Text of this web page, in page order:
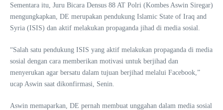
Sementara itu, Juru Bicara Densus 88 AT Polri (Kombes Aswin Siregar)
mengungkapkan, DE merupakan pendukung Islamic State of Iraq and
Syria (ISIS) dan aktif melakukan propaganda jihad di media sosial.
“Salah satu pendukung ISIS yang aktif melakukan propaganda di media
sosial dengan cara memberikan motivasi untuk berjihad dan
menyerukan agar bersatu dalam tujuan berjihad melalui Facebook,”
ucap Aswin saat dikonfirmasi, Senin.
Aswin memaparkan, DE pernah membuat unggahan dalam media sosial